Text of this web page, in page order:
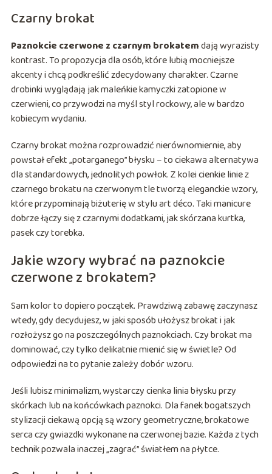
Czarny brokat
Paznokcie czerwone z czarnym brokatemdają wyrazisty
kontrast. To propozycja dla osób, które lubią mocniejsze
akcenty i chcą podkreślić zdecydowany charakter. Czarne
drobinki wyglądają jak maleńkie kamyczki zatopione w
czerwieni, co przywodzi na myśl styl rockowy, ale w bardzo
kobiecym wydaniu.
Czarny brokat można rozprowadzić nierównomiernie, aby
powstał efekt „potarganego” błysku – to ciekawa alternatywa
dla standardowych, jednolitych powłok. Z kolei cienkie linie z
czarnego brokatu na czerwonym tle tworzą eleganckie wzory,
które przypominają biżuterię w stylu art déco. Taki manicure
dobrze łączy się z czarnymi dodatkami, jak skórzana kurtka,
pasek czy torebka.
Jakie wzory wybrać na paznokcie
czerwone z brokatem?
Sam kolor to dopiero początek. Prawdziwą zabawę zaczynasz
wtedy, gdy decydujesz, w jaki sposób ułożysz brokat i jak
rozłożysz go na poszczególnych paznokciach. Czy brokat ma
dominować, czy tylko delikatnie mienić się w świetle? Od
odpowiedzi na to pytanie zależy dobór wzoru.
Jeśli lubisz minimalizm, wystarczy cienka linia błysku przy
skórkach lub na końcówkach paznokci. Dla fanek bogatszych
stylizacji ciekawą opcją są wzory geometryczne, brokatowe
serca czy gwiazdki wykonane na czerwonej bazie. Każda z tych
technik pozwala inaczej „zagrać” światłem na płytce.